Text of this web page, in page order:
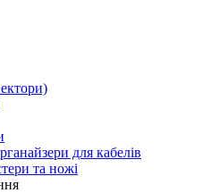
для кабелів
та ножі